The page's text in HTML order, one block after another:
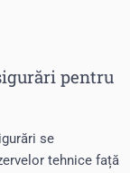
pentru
se
tehnice față